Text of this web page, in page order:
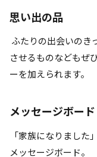
思い出の品
ふたりの出会いのき
させるものなどもぜ
ーを加えられます。
メッセージボード
「家族になりました
メッセージボード。